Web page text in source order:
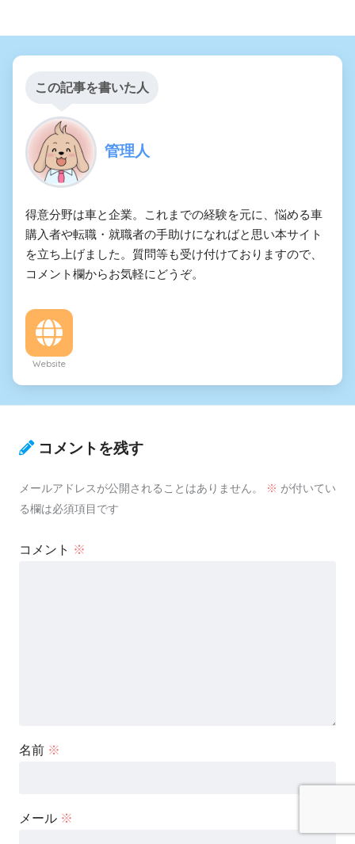
この記事を書いた人
管理人
得意分野は車と企業。これまでの経験を元に、悩める車
購入者や転職・就職者の手助けになればと思い本サイト
を立ち上げました。質問等も受け付けておりますので、
コメント欄からお気軽にどうぞ。
Website
コメントを残す
メールアドレスが公開されることはありません。 ※ が付いてい
る欄は必須項目です
コメント ※
名前 ※
メール ※